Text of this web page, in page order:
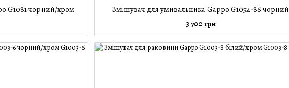
G1081 чорний/хром
Змішувач для умивальника Gappo G1052-86 чорний
3 700 грн